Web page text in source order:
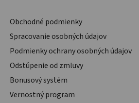
Obchodné podmienky
Spracovanie osobných údajov
Podmienky ochrany osobných údajov
Odstúpenie od zmluvy
Bonusový systém
Vernostný program